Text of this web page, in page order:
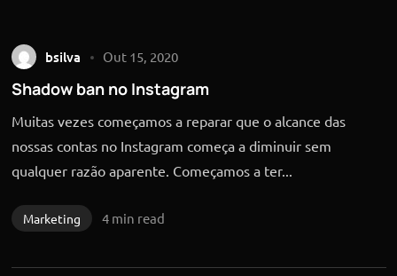
bsilva Out 15, 2020
Shadow ban no Instagram
Muitas vezes começamos a reparar que o alcance das
nossas contas no Instagram começa a diminuir sem
qualquer razão aparente. Começamos a ter...
Marketing 4 min read